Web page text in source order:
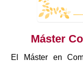
Máster
El Máster en